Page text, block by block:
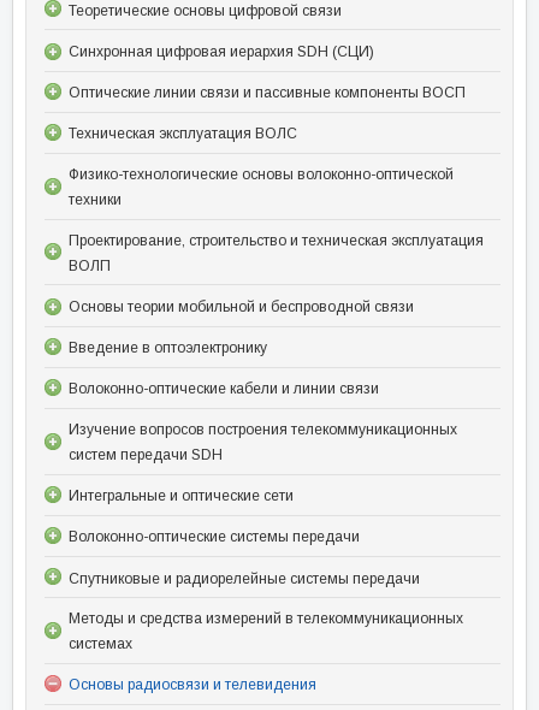
Теоретические основы цифровой связи
Синхронная цифровая иерархия SDH (СЦИ)
Оптические линии связи и пассивные компоненты ВОСП
Техническая эксплуатация ВОЛС
Физико-технологические основы волоконно-оптической
техники
Проектирование, строительство и техническая эксплуатация
ВОЛП
Основы теории мобильной и беспроводной связи
Введение в оптоэлектронику
Волоконно-оптические кабели и линии связи
Изучение вопросов построения телекоммуникационных
систем передачи SDH
Интегральные и оптические сети
Волоконно-оптические системы передачи
Спутниковые и радиорелейные системы передачи
Методы и средства измерений в телекоммуникационных
системах
Основы радиосвязи и телевидения